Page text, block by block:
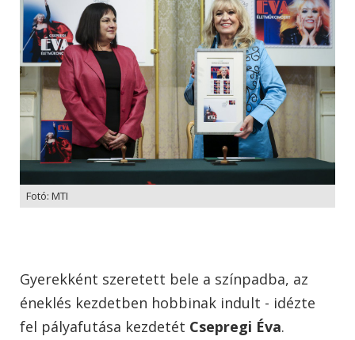
Fotó: MTI
Gyerekként szeretett bele a színpadba, az
éneklés kezdetben hobbinak indult - idézte
fel pályafutása kezdetét Csepregi Éva.